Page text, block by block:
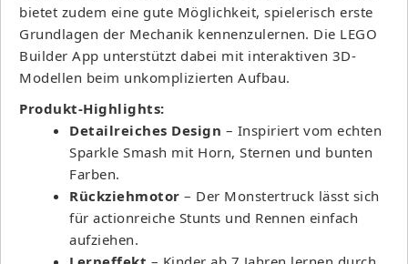
bietet zudem eine gute Möglichkeit, spielerisch erste
Grundlagen der Mechanik kennenzulernen. Die LEGO
Builder App unterstützt dabei mit interaktiven 3D-
Modellen beim unkomplizierten Aufbau.
Produkt-Highlights:
Detailreiches Design – Inspiriert vom echten
Sparkle Smash mit Horn, Sternen und bunten
Farben.
Rückziehmotor – Der Monstertruck lässt sich
für actionreiche Stunts und Rennen einfach
aufziehen.